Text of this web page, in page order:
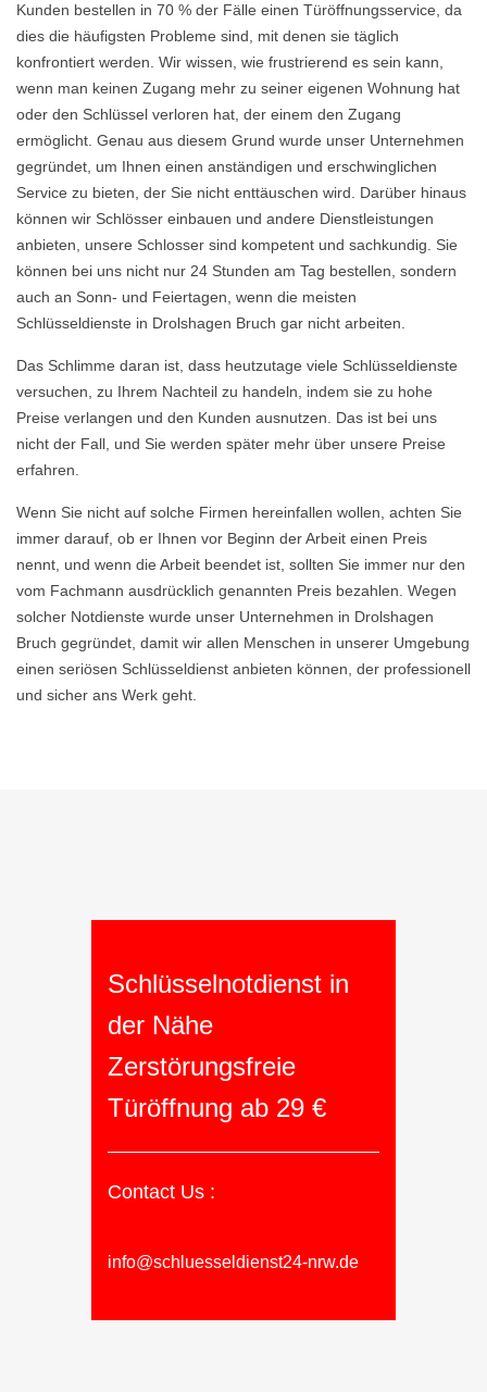
Kunden bestellen in 70 % der Fälle einen Türöffnungsservice, da
dies die häufigsten Probleme sind, mit denen sie täglich
konfrontiert werden. Wir wissen, wie frustrierend es sein kann,
wenn man keinen Zugang mehr zu seiner eigenen Wohnung hat
oder den Schlüssel verloren hat, der einem den Zugang
ermöglicht. Genau aus diesem Grund wurde unser Unternehmen
gegründet, um Ihnen einen anständigen und erschwinglichen
Service zu bieten, der Sie nicht enttäuschen wird. Darüber hinaus
können wir Schlösser einbauen und andere Dienstleistungen
anbieten, unsere Schlosser sind kompetent und sachkundig. Sie
können bei uns nicht nur 24 Stunden am Tag bestellen, sondern
auch an Sonn- und Feiertagen, wenn die meisten
Schlüsseldienste in Drolshagen Bruch gar nicht arbeiten.
Das Schlimme daran ist, dass heutzutage viele Schlüsseldienste
versuchen, zu Ihrem Nachteil zu handeln, indem sie zu hohe
Preise verlangen und den Kunden ausnutzen. Das ist bei uns
nicht der Fall, und Sie werden später mehr über unsere Preise
erfahren.
Wenn Sie nicht auf solche Firmen hereinfallen wollen, achten Sie
immer darauf, ob er Ihnen vor Beginn der Arbeit einen Preis
nennt, und wenn die Arbeit beendet ist, sollten Sie immer nur den
vom Fachmann ausdrücklich genannten Preis bezahlen. Wegen
solcher Notdienste wurde unser Unternehmen in Drolshagen
Bruch gegründet, damit wir allen Menschen in unserer Umgebung
einen seriösen Schlüsseldienst anbieten können, der professionell
und sicher ans Werk geht.
Schlüsselnotdienst in
der Nähe
Zerstörungsfreie
Türöffnung ab 29 €
Contact Us :
info@schluesseldienst24-nrw.de